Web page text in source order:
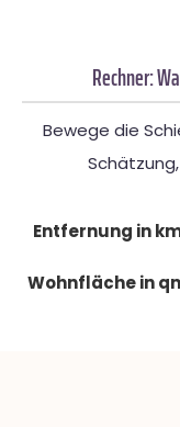
Rechner:
Bewege die
Entfernung in
Wohnfläche in